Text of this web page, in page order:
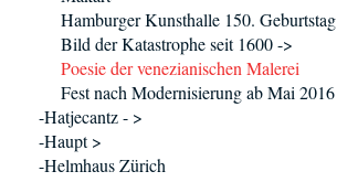
Hamburger Kunsthalle 150. Geburtstag
Bild der Katastrophe seit 1600 ->
Poesie der venezianischen Malerei
Fest nach Modernisierung ab Mai 2016
-Hatjecantz - >
-Haupt >
-Helmhaus Zürich